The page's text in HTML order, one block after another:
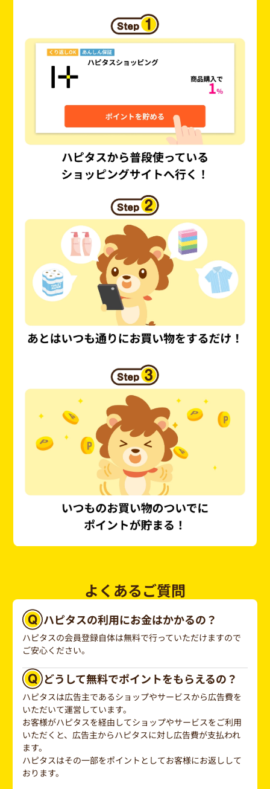
よくあるご質問
ハピタスの利用にお金はかかるの？
ハピタスの会員登録自体は無料で行っていただけますので
ご安心ください。
どうして無料でポイントをもらえるの？
ハピタスは広告主であるショップやサービスから広告費を
いただいて運営しています。
お客様がハピタスを経由してショップやサービスをご利用
いただくと、広告主からハピタスに対し広告費が支払われ
ます。
ハピタスはその一部をポイントとしてお客様にお返しして
おります。